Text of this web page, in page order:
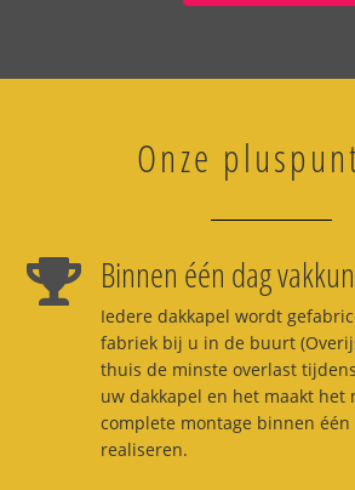
Onze
Binnen één dag
Iedere dakkapel wordt
fabriek bij u in de buurt
thuis de minste overlast
uw dakkapel en het maakt het
complete montage binnen één
realiseren.